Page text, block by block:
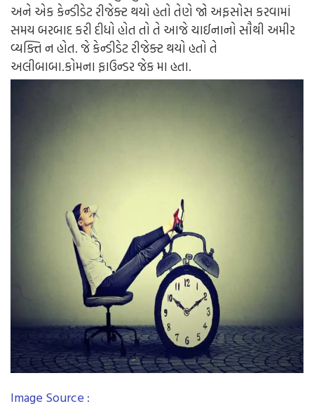
અને એક કેન્ડીડેટ રીજેક્ટ થયો હતો તેણે જો અફસોસ કરવામાં
સમય બરબાદ કરી દીધો હોત તો તે આજે ચાઈનાનો સૌથી અમીર
વ્યક્તિ ન હોત. જે કેન્ડીડેટ રીજેક્ટ થયો હતો તે
અલીબાબા.કોમના ફાઉન્ડર જેક મા હતા.
Image Source :